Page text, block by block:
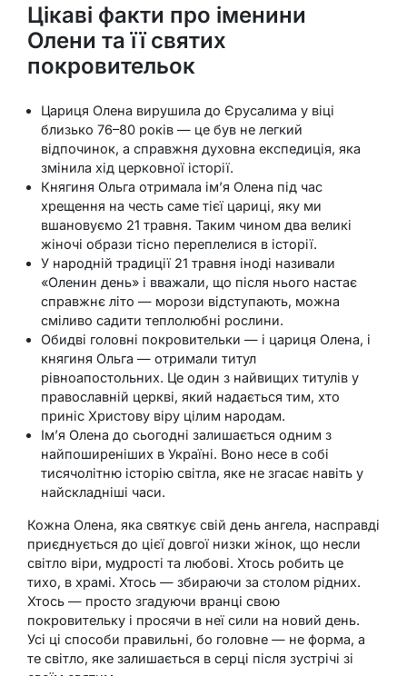
Цікаві факти про іменини
Олени та її святих
покровительок
Цариця Олена вирушила до Єрусалима у віці
близько 76–80 років — це був не легкий
відпочинок, а справжня духовна експедиція, яка
змінила хід церковної історії.
Княгиня Ольга отримала ім’я Олена під час
хрещення на честь саме тієї цариці, яку ми
вшановуємо 21 травня. Таким чином два великі
жіночі образи тісно переплелися в історії.
У народній традиції 21 травня іноді називали
«Оленин день» і вважали, що після нього настає
справжнє літо — морози відступають, можна
сміливо садити теплолюбні рослини.
Обидві головні покровительки — і цариця Олена, і
княгиня Ольга — отримали титул
рівноапостольних. Це один з найвищих титулів у
православній церкві, який надається тим, хто
приніс Христову віру цілим народам.
Ім’я Олена до сьогодні залишається одним з
найпоширеніших в Україні. Воно несе в собі
тисячолітню історію світла, яке не згасає навіть у
найскладніші часи.
Кожна Олена, яка святкує свій день ангела, насправді
приєднується до цієї довгої низки жінок, що несли
світло віри, мудрості та любові. Хтось робить це
тихо, в храмі. Хтось — збираючи за столом рідних.
Хтось — просто згадуючи вранці свою
покровительку і просячи в неї сили на новий день.
Усі ці способи правильні, бо головне — не форма, а
те світло, яке залишається в серці після зустрічі зі